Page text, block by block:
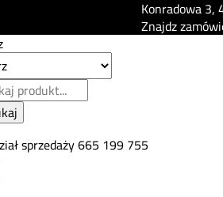
Konradowa 3,
Znajdz
sprzedaży665 199 755